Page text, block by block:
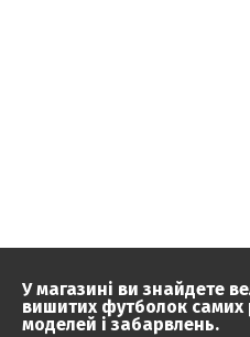
У магазині ви знайдете
вишитих футболок самих
моделей і забарвлень.